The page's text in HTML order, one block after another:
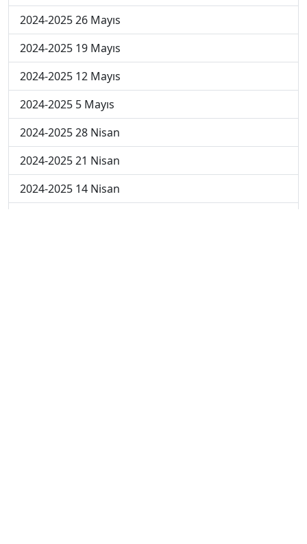
2024-2025 26 Mayıs
2024-2025 19 Mayıs
2024-2025 12 Mayıs
2024-2025 5 Mayıs
2024-2025 28 Nisan
2024-2025 21 Nisan
2024-2025 14 Nisan